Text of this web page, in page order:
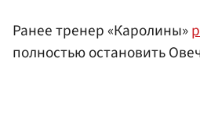
Ранее тренер «Каролины»
полностью остановить